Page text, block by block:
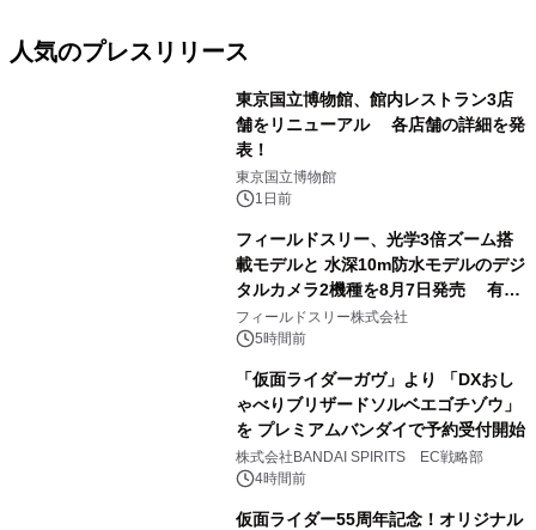
人気のプレスリリース
東京国立博物館、館内レストラン3店
舗をリニューアル 各店舗の詳細を発
表！
東京国立博物館
1日前
フィールドスリー、光学3倍ズーム搭
載モデルと 水深10m防水モデルのデジ
タルカメラ2機種を8月7日発売 有効
約1300万画素、用途別に選べるコンデ
ジ新登場
フィールドスリー株式会社
5時間前
「仮面ライダーガヴ」より 「DXおし
ゃべりブリザードソルベエゴチゾウ」
を プレミアムバンダイで予約受付開始
株式会社BANDAI SPIRITS EC戦略部
4時間前
仮面ライダー55周年記念！オリジナル